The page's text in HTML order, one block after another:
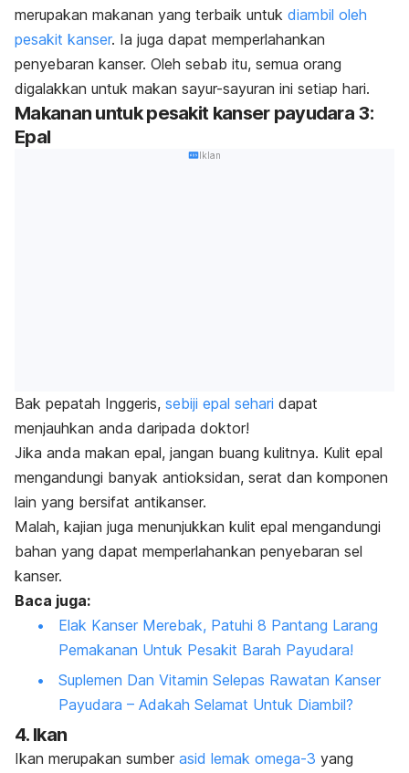
merupakan makanan yang terbaik untuk diambil oleh
pesakit kanser. Ia juga dapat memperlahankan
penyebaran kanser. Oleh sebab itu, semua orang
digalakkan untuk makan sayur-sayuran ini setiap hari.
Makanan untuk pesakit kanser payudara 3:
Epal
Iklan
Bak pepatah Inggeris, sebiji epal sehari dapat
menjauhkan anda daripada doktor!
Jika anda makan epal, jangan buang kulitnya. Kulit epal
mengandungi banyak antioksidan, serat dan komponen
lain yang bersifat antikanser.
Malah, kajian juga menunjukkan kulit epal mengandungi
bahan yang dapat memperlahankan penyebaran sel
kanser.
Baca juga:
Elak Kanser Merebak, Patuhi 8 Pantang Larang
Pemakanan Untuk Pesakit Barah Payudara!
Suplemen Dan Vitamin Selepas Rawatan Kanser
Payudara – Adakah Selamat Untuk Diambil?
4. Ikan
Ikan merupakan sumber asid lemak omega-3 yang